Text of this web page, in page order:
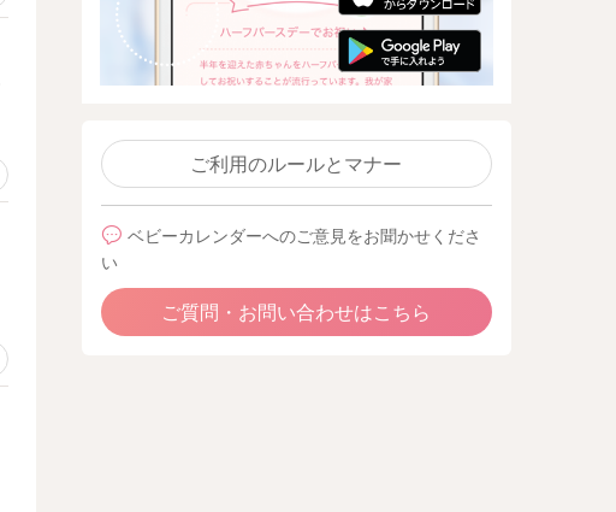
ご利用のルールとマナー
ベビーカレンダーへのご意見をお聞かせくださ
い
ご質問・お問い合わせはこちら